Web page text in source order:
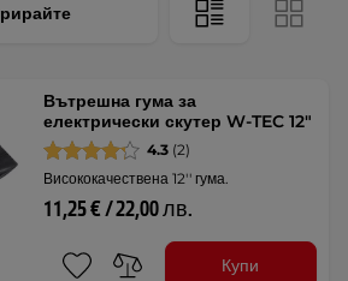
Вътрешна гума за
електрически скутер W-TEC 12"
4.3 (2)
Висококачествена 12'' гума.
11,25 € / 22,00 лв.
Купи